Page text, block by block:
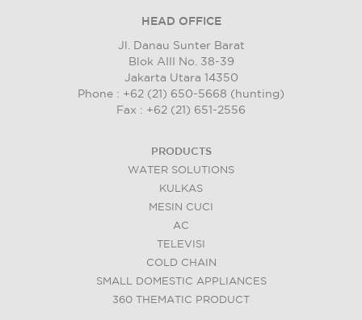
HEAD OFFICE
Jl. Danau Sunter Barat
Blok AIII No. 38-39
Jakarta Utara 14350
Phone : +62 (21) 650-5668 (hunting)
Fax : +62 (21) 651-2556
PRODUCTS
WATER SOLUTIONS
KULKAS
MESIN CUCI
AC
TELEVISI
COLD CHAIN
SMALL DOMESTIC APPLIANCES
360 THEMATIC PRODUCT